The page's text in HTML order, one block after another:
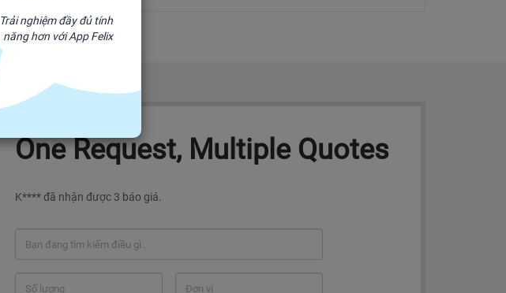
One Request, Multiple Quotes
K**** đã nhận được 3 báo giá.
Trải nghiệm đầy đủ tính
năng hơn với App Felix